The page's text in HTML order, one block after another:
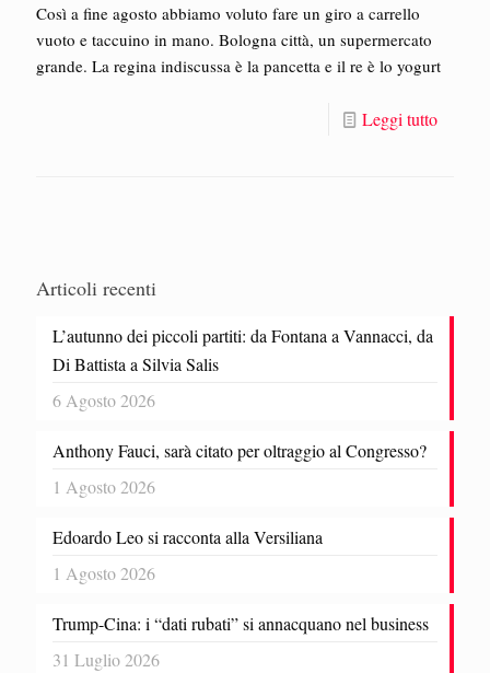
Così a fine agosto abbiamo voluto fare un giro a carrello
vuoto e taccuino in mano. Bologna città, un supermercato
grande. La regina indiscussa è la pancetta e il re è lo yogurt
Leggi tutto
Articoli recenti
L’autunno dei piccoli partiti: da Fontana a Vannacci, da
Di Battista a Silvia Salis
6 Agosto 2026
Anthony Fauci, sarà citato per oltraggio al Congresso?
1 Agosto 2026
Edoardo Leo si racconta alla Versiliana
1 Agosto 2026
Trump-Cina: i “dati rubati” si annacquano nel business
31 Luglio 2026